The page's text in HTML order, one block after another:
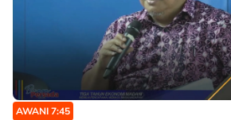
AWANI 7:45